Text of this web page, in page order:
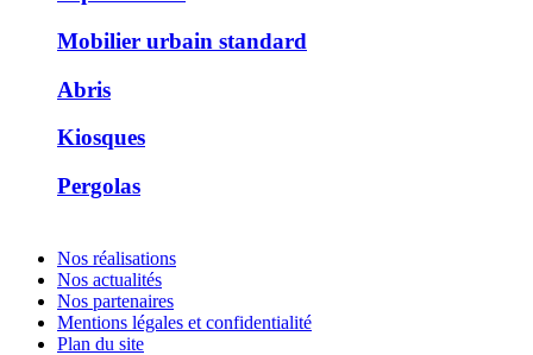
Mobilier urbain standard
Abris
Kiosques
Pergolas
Nos réalisations
Nos actualités
Nos partenaires
Mentions légales et confidentialité
Plan du site